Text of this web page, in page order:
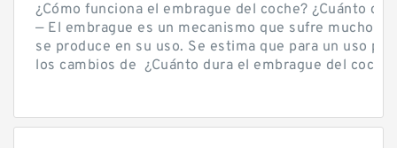
¿Cómo funciona el embrague del coche? ¿Cuánto
— El embrague es un mecanismo que sufre mucho
se produce en su uso. Se estima que para un uso
los cambios de ¿Cuánto dura el embrague del